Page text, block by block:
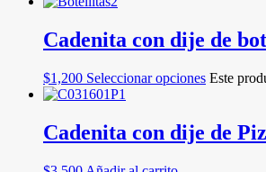
Cadenita con dije de
$1,200 Seleccionar opciones Este
Cadenita con dije de